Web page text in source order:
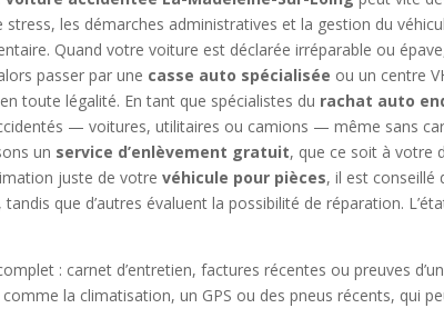
stress, les démarches administratives et la gestion du
Quand votre voiture est déclarée irréparable ou
passer par une casse auto spécialisée ou un centre
toute légalité. En tant que spécialistes du rachat auto
— voitures, utilitaires ou camions — même sans
un service d’enlèvement gratuit, que ce soit à votre
juste de votrevéhicule pour pièces, il est conseillé
, tandis que d’autres évaluent la possibilité de réparation.
: carnet d’entretien, factures récentes ou preuves
la climatisation, un GPS ou des pneus récents, qui